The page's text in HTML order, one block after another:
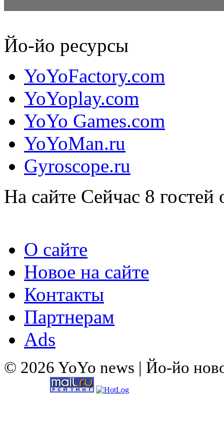
Дженсен Киммит (Jensen Kimmitt) — канадский йойоер из ...
Йо-йо ресурсы
YoYoFactory.com
YoYoplay.com
YoYo Games.com
YoYoMan.ru
Gyroscope.ru
На сайте Сейчас 8 гостей
О сайте
Новое на сайте
Контакты
Партнерам
Ads
© 2026 YoYo news | Йо-йо